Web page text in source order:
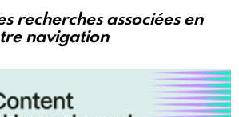
recherches associées en
navigation